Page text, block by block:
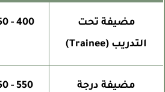
مضيفة تحت
التدريب (Trainee)
400 - 450
مضيفة درجة
550 - 650